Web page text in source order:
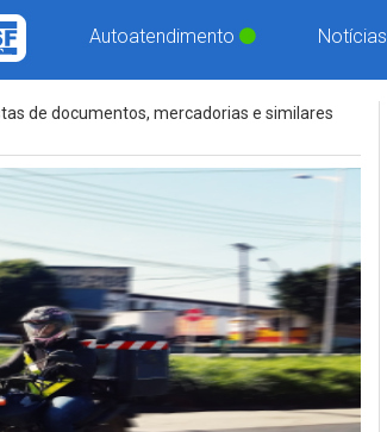
Autoatendimento Notícias
de documentos, mercadorias e similares